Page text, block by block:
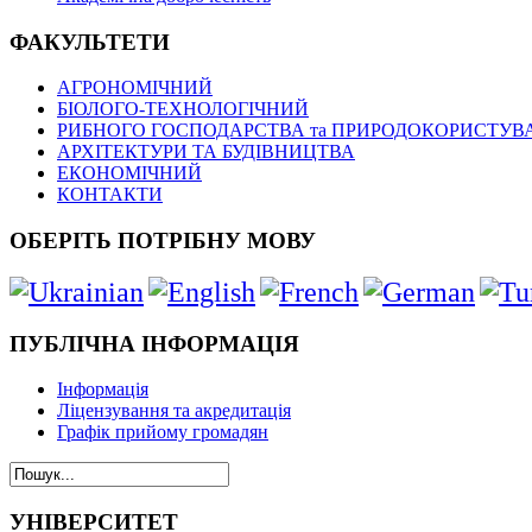
ФАКУЛЬТЕТИ
АГРОНОМІЧНИЙ
БІОЛОГО-ТЕХНОЛОГІЧНИЙ
РИБНОГО ГОСПОДАРСТВА та
АРХІТЕКТУРИ ТА БУДІВНИЦТВА
ЕКОНОМІЧНИЙ
КОНТАКТИ
ОБЕРІТЬ ПОТРІБНУ МОВУ
ПУБЛІЧНА ІНФОРМАЦІЯ
Інформація
Ліцензування та акредитація
Графік прийому громадян
УНІВЕРСИТЕТ